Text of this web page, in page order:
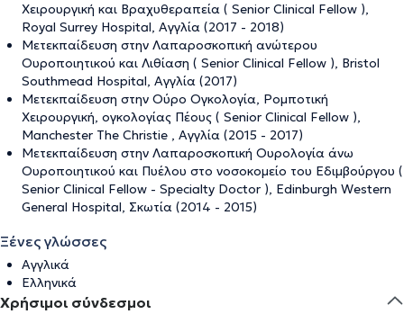
Χειρουργική και Βραχυθεραπεία ( Senior Clinical Fellow ),
Royal Surrey Hospital, Αγγλία (2017 - 2018)
Μετεκπαίδευση στην Λαπαροσκοπική ανώτερου
Ουροποιητικού και Λιθίαση ( Senior Clinical Fellow ), Bristol
Southmead Hospital, Αγγλία (2017)
Μετεκπαίδευση στην Ούρο Ογκολογία, Ρομποτική
Χειρουργική, ογκολογίας Πέους ( Senior Clinical Fellow ),
Manchester The Christie , Αγγλία (2015 - 2017)
Μετεκπαίδευση στην Λαπαροσκοπική Ουρολογία άνω
Ουροποιητικού και Πυέλου στο νοσοκομείο του Εδιμβούργου (
Senior Clinical Fellow - Specialty Doctor ), Edinburgh Western
General Hospital, Σκωτία (2014 - 2015)
Ξένες γλώσσες
Αγγλικά
Ελληνικά
Χρήσιμοι σύνδεσμοι